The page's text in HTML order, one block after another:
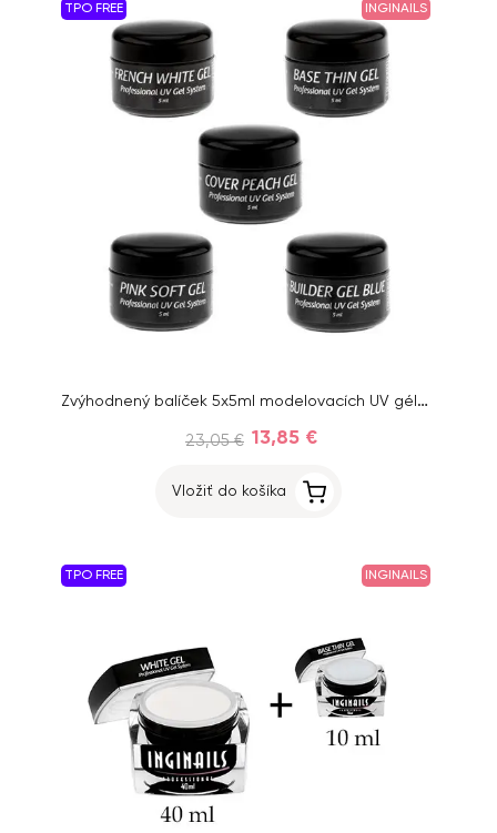
TPO FREE INGINAILS
Zvýhodnený balíček 5x5ml modelovacích UV gélov Inginails Professional
23,05 € 13,85 €
Vložiť do košíka
TPO FREE INGINAILS